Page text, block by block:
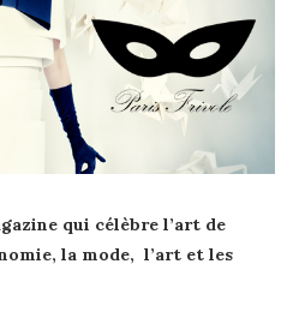
qui célèbre l’art de
la mode, l’art et les